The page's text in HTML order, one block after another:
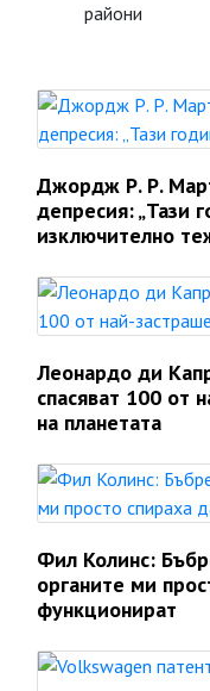
райони
Джордж Р. Р.
депресия: „Тази
изключително
Леонардо ди
спасяват 100 от
на планетата
Фил Колинс:
органите ми
функционират